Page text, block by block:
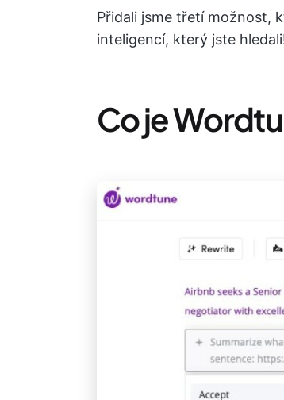
Přidali jsme třetí možnost,
inteligencí, který jste
Co je